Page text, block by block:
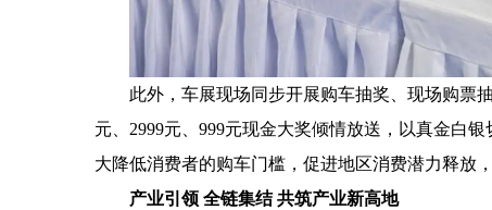
此外，车展现场同步开展购车抽奖、现场购票
元、2999元、999元现金大奖倾情放送，以真金白
大降低消费者的购车门槛，促进地区消费潜力释放
产业引领 全链集结 共筑产业新高地